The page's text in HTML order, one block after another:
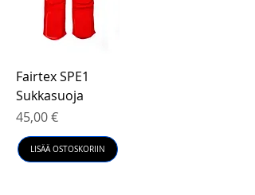
Fairtex SPE1
Sukkasuoja
Hinta
45,00 €
LISÄÄ OSTOSKORIIN